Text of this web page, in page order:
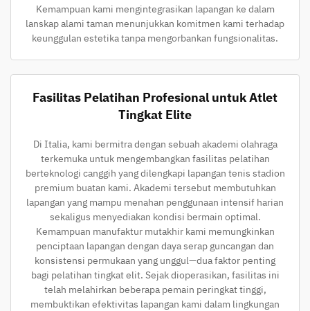
Kemampuan kami mengintegrasikan lapangan ke dalam
lanskap alami taman menunjukkan komitmen kami terhadap
keunggulan estetika tanpa mengorbankan fungsionalitas.
Fasilitas Pelatihan Profesional untuk Atlet
Tingkat Elite
Di Italia, kami bermitra dengan sebuah akademi olahraga
terkemuka untuk mengembangkan fasilitas pelatihan
berteknologi canggih yang dilengkapi lapangan tenis stadion
premium buatan kami. Akademi tersebut membutuhkan
lapangan yang mampu menahan penggunaan intensif harian
sekaligus menyediakan kondisi bermain optimal.
Kemampuan manufaktur mutakhir kami memungkinkan
penciptaan lapangan dengan daya serap guncangan dan
konsistensi permukaan yang unggul—dua faktor penting
bagi pelatihan tingkat elit. Sejak dioperasikan, fasilitas ini
telah melahirkan beberapa pemain peringkat tinggi,
membuktikan efektivitas lapangan kami dalam lingkungan